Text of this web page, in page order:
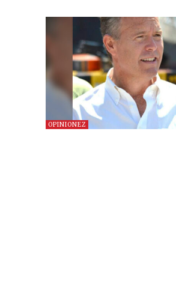
OPINIONEZ